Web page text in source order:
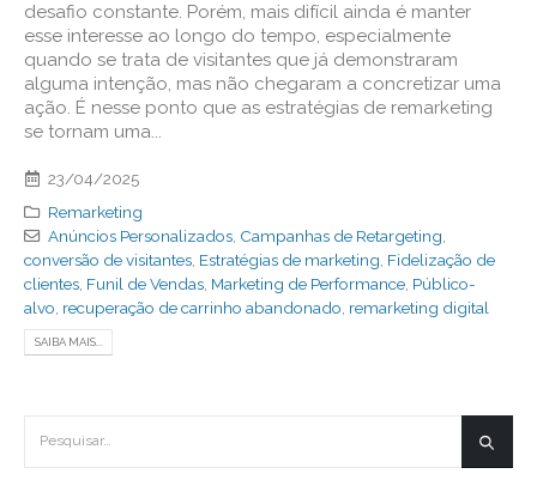
desafio constante. Porém, mais difícil ainda é manter
esse interesse ao longo do tempo, especialmente
quando se trata de visitantes que já demonstraram
alguma intenção, mas não chegaram a concretizar uma
ação. É nesse ponto que as estratégias de remarketing
se tornam uma...
23/04/2025
Remarketing
Anúncios Personalizados, Campanhas de Retargeting
conversão de visitantes Estratégias de marketing Fidelização de
clientes Funil de Vendas Marketing de Performance Público-
alvo recuperação de carrinho abandonado remarketing digital
SAIBA MAIS...